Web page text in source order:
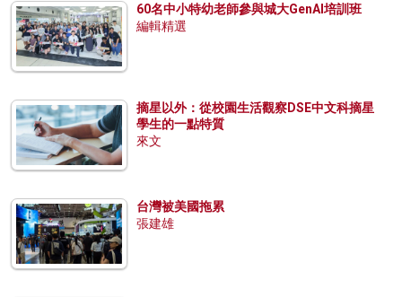
60名中小特幼老師參與城大GenAI培訓班
編輯精選
摘星以外：從校園生活觀察DSE中文科摘星
學生的一點特質
來文
台灣被美國拖累
張建雄